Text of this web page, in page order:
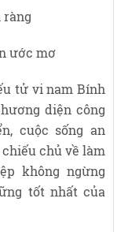
ràng
ước mơ
tử vi nam Bính
diện công
cuộc sống an
chủ về làm
không ngừng
tốt nhất của